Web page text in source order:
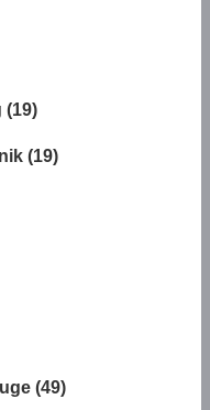
(19)
(19)
(49)